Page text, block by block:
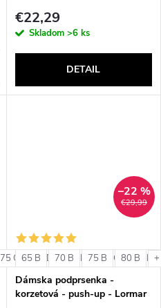
€22,29
Skladom >6 ks
DETAIL
75 C 75 D 80 B 80 C 80 D
€29,99
–22 %
65 B 70 B 75 B 80 B
Dámska podprsenka -
korzetová - push-up - Lormar